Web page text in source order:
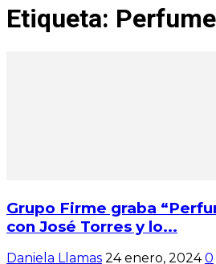
Etiqueta:
Grupo Firme graba
con José Torres y lo...
Daniela Llamas 24 enero, 2024 0